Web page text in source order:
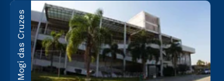
Mogi das Cruzes